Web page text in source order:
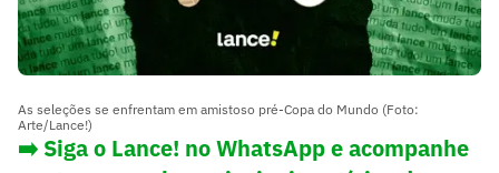
As seleções se enfrentam em amistoso pré-Copa do Mundo (Foto:
Arte/Lance!)
➡️ Siga o Lance! no WhatsApp e acompanhe